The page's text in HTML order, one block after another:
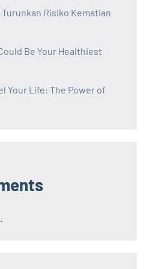
Risiko Kematian
Be Your Healthiest
Your Life: The Power of